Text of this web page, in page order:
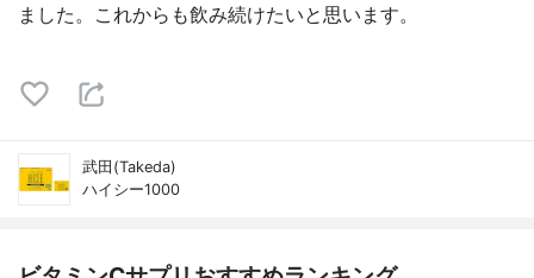
ました。これからも飲み続けたいと思います。
武田(Takeda)
ハイシー1000